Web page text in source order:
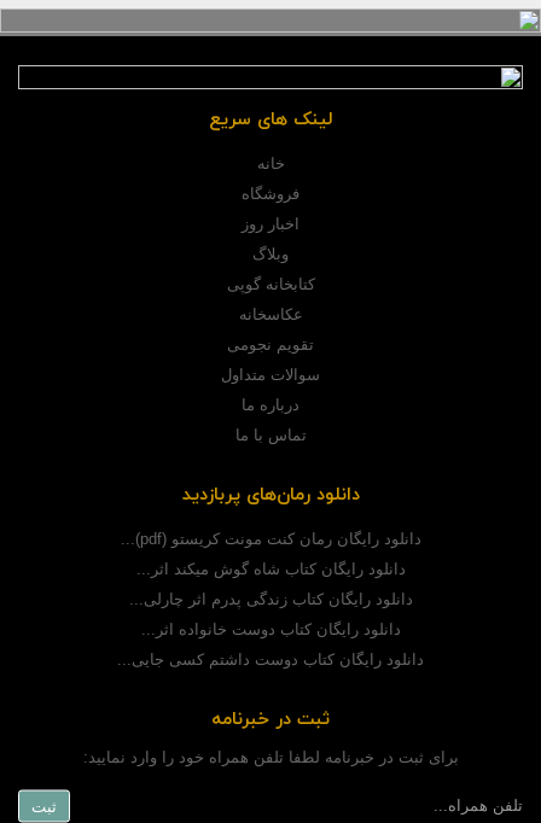
لینک های سریع
خانه
فروشگاه
اخبار روز
وبلاگ
کتابخانه گوپی
عکاسخانه
تقویم نجومی
سوالات متداول
درباره ما
تماس با ما
دانلود رمان‌های پربازدید
دانلود رایگان رمان کنت مونت کریستو (pdf)...
دانلود رایگان کتاب شاه گوش میکند اثر...
دانلود رایگان کتاب زندگی پدرم اثر چارلی...
دانلود رایگان کتاب دوست خانواده اثر...
دانلود رایگان کتاب دوست داشتم کسی جایی...
ثبت در خبرنامه
برای ثبت در خبرنامه لطفا تلفن همراه خود را وارد نمایید: